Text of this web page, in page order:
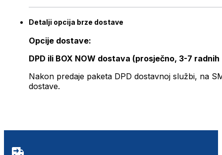
Detalji opcija brze dostave
Opcije dostave:
DPD ili BOX NOW dostava (prosječno, 3-7 radnih
Nakon predaje paketa DPD dostavnoj službi, na
dostave.